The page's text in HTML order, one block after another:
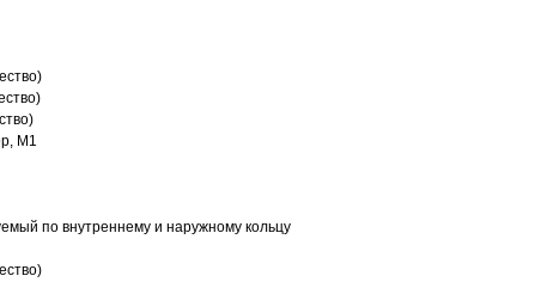
M1
по внутреннему и наружному кольцу